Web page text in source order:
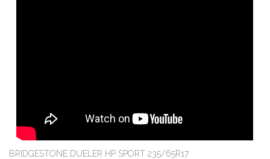
BRIDGESTONE DUELER HP SPORT 235/65R17